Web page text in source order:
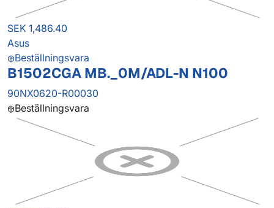
SEK 1,486.40
Asus
Beställningsvara
B1502CGA MB._0M/ADL-N N100
90NX0620-R00030
Beställningsvara